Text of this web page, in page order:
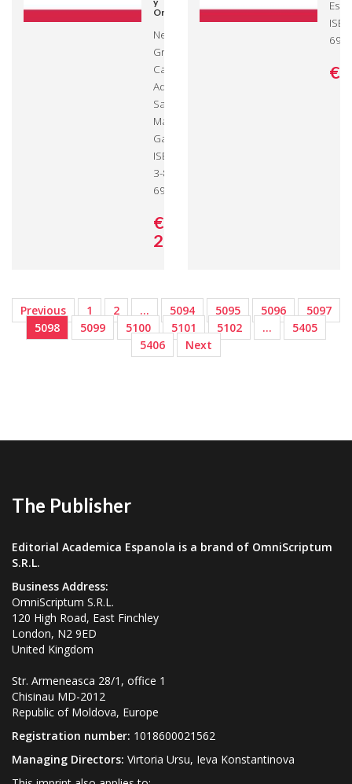
Ordenación
Neldis
Granja
Castañeda,
Adriana
Saínz,
Maritza
García -
ISBN: 978-
3-8465-
6912-2
€
29,
€
Previous 1 2 … 5094 5095 5096
5097
5098
5099 5100 5101 5102 …
5405
5406
Next
The Publisher
Editorial Academica Espanola is a brand of OmniScriptum
S.R.L.
Business Address:
OmniScriptum S.R.L.
120 High Road, East Finchley
London, N2 9ED
United Kingdom
Str. Armeneasca 28/1, office 1
Chisinau MD-2012
Republic of Moldova, Europe
Registration number: 1018600021562
Managing Directors: Virtoria Ursu, Ieva Konstantinova